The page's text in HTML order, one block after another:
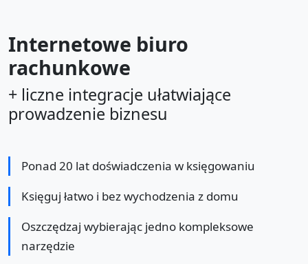
Internetowe biuro
rachunkowe
+ liczne integracje ułatwiające
prowadzenie biznesu
Ponad 20 lat doświadczenia w księgowaniu
Księguj łatwo i bez wychodzenia z domu
Oszczędzaj wybierając jedno kompleksowe
narzędzie